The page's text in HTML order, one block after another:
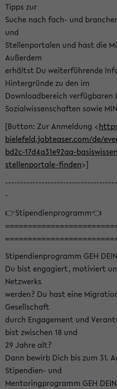
Tipps zur
Suche nach fach- und
und
Stellenportalen und hast die
Außerdem
erhältst Du weiterführende
Hintergründe zu den im
Downloadbereich verfügbaren
Sozialwissenschaften sowie
[Button: Zur Anmeldung <
bielefeld.jobteaser.com/de/
bd2c-17d4a31e92aa-
stellenportale-finden>]
-
👉Stipendienprogramm👈
Stipendienprogramm GEH
Du bist engagiert, motiviert
Netzwerks
werden? Du hast eine
Gesellschaft
durch Engagement und
bist zwischen 18 und
29 Jahre alt?
Dann bewirb Dich bis zum 31.
Stipendien- und
Mentoringprogramm GEH